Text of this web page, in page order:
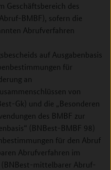
Geschäftsbereich des
BMBF), sofern die
Abrufverfahren
auf Ausgabenbasis
für
an
von
Gk) und die „Besonderen
des BMBF zur
(BNBest-BMBF 98)
für den Abruf
Abrufverfahren im
(BNBest-mittelbarer Abruf-